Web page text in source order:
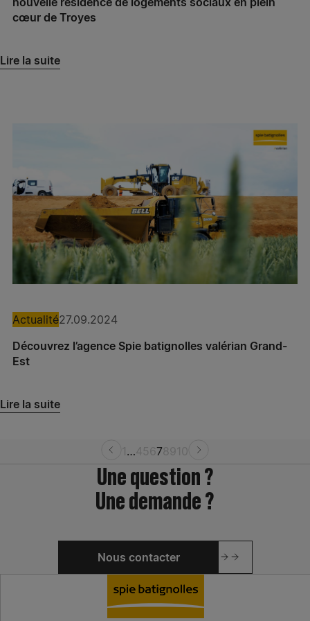
Spie batignolles grand ouest – Agence Présance®
Spie batignolles grand ouest – Agence Présance®
Spie batignolles sud ouest – Agence Présance®
Spie batignolles sud ouest – Agence Présance®
Pau
Spie batignolles sud ouest – Agence Présance®
Bordeaux
Étang de Berre
Spie batignolles sud est – Agence Présance®
Toulon
Spie batignolles sud est – Agence Tondella
cœur de Troyes
Lire la suite
Actualité27.09.2024
Découvrez l’agence Spie batignolles valérian Grand-
Est
Lire la suite
1…45 678 9 10
Une question ?
Une demande ?
Nous contacter